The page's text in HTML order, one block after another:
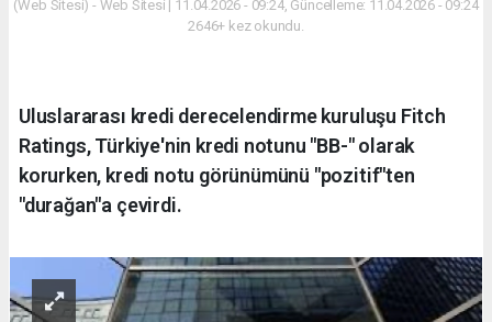
(Web Sitesi) - Web Sitesi | 11.04.2026 - 09:24, Güncelleme: 11.04.2026 - 09:24
2646+ kez okundu.
Uluslararası kredi derecelendirme kuruluşu Fitch
Ratings, Türkiye'nin kredi notunu "BB-" olarak
korurken, kredi notu görünümünü "pozitif"ten
"durağan"a çevirdi.